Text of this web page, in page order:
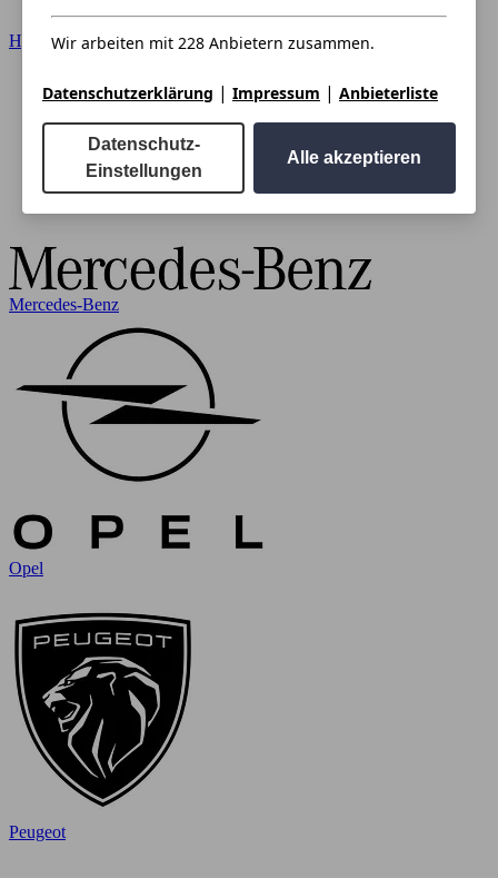
Hyundai
Mercedes-Benz
Opel
Peugeot
Wir arbeiten mit 228 Anbietern zusammen.
Datenschutzerklärung | Impressum | Anbieterliste
Datenschutz-
Einstellungen
Alle akzeptieren